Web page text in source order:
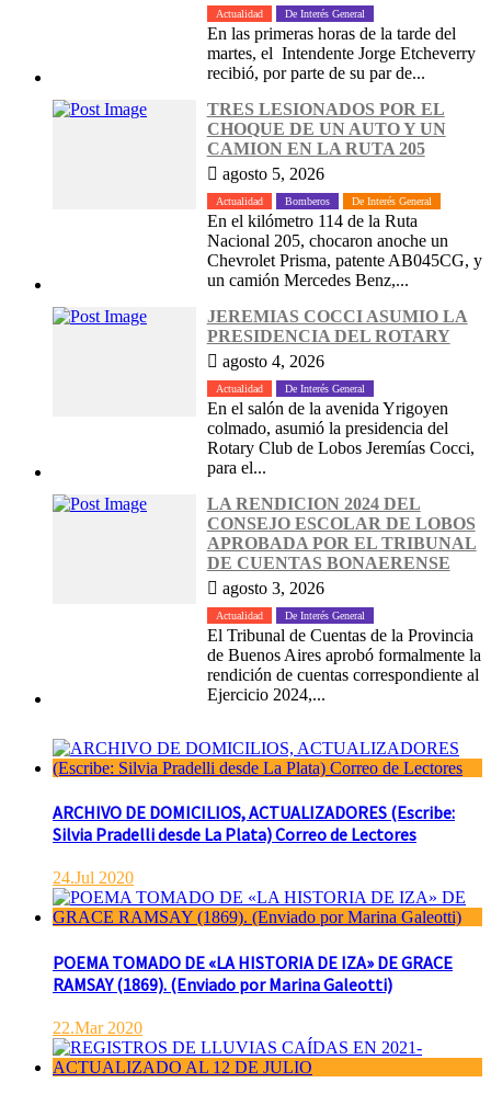
Actualidad De Interés General
En las primeras horas de la tarde del
martes, el Intendente Jorge Etcheverry
recibió, por parte de su par de...
TRES LESIONADOS POR EL
CHOQUE DE UN AUTO Y UN
CAMION EN LA RUTA 205
agosto 5, 2026
Actualidad Bomberos De Interés General
En el kilómetro 114 de la Ruta
Nacional 205, chocaron anoche un
Chevrolet Prisma, patente AB045CG, y
un camión Mercedes Benz,...
JEREMIAS COCCI ASUMIO LA
PRESIDENCIA DEL ROTARY
agosto 4, 2026
Actualidad De Interés General
En el salón de la avenida Yrigoyen
colmado, asumió la presidencia del
Rotary Club de Lobos Jeremías Cocci,
para el...
LA RENDICION 2024 DEL
CONSEJO ESCOLAR DE LOBOS
APROBADA POR EL TRIBUNAL
DE CUENTAS BONAERENSE
agosto 3, 2026
Actualidad De Interés General
El Tribunal de Cuentas de la Provincia
de Buenos Aires aprobó formalmente la
rendición de cuentas correspondiente al
Ejercicio 2024,...
ARCHIVO DE DOMICILIOS, ACTUALIZADORES (Escribe:
Silvia Pradelli desde La Plata) Correo de Lectores
24.Jul 2020
POEMA TOMADO DE «LA HISTORIA DE IZA» DE GRACE
RAMSAY (1869). (Enviado por Marina Galeotti)
22.Mar 2020